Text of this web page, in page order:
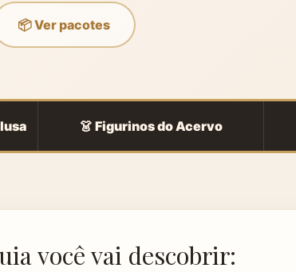
📦 Ver pacotes
👗 Figurinos do Acervo
você vai descobrir: